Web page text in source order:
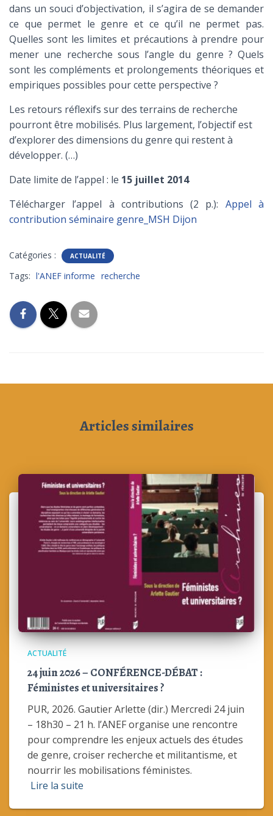
dans un souci d’objectivation, il s’agira de se demander
ce que permet le genre et ce qu’il ne permet pas.
Quelles sont les limites et précautions à prendre pour
mener une recherche sous l’angle du genre ? Quels
sont les compléments et prolongements théoriques et
empiriques possibles pour cette perspective ?
Les retours réflexifs sur des terrains de recherche
pourront être mobilisés. Plus largement, l’objectif est
d’explorer des dimensions du genre qui restent à
développer. (…)
Date limite de l’appel : le 15 juillet 2014
Télécharger l’appel à contributions (2 p.): Appel à
contribution séminaire genre_MSH Dijon
Catégories : ACTUALITÉ
Tags: l'ANEF informe recherche
Articles similaires
ACTUALITÉ
24 juin 2026 – CONFÉRENCE-DÉBAT :
Féministes et universitaires ?
PUR, 2026. Gautier Arlette (dir.) Mercredi 24 juin
– 18h30 – 21 h. l’ANEF organise une rencontre
pour comprendre les enjeux actuels des études
de genre, croiser recherche et militantisme, et
nourrir les mobilisations féministes.
Lire la suite